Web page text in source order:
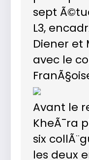
sept
L3,
Diener et
avec le
Avant le
KheÃ¯ra
six
les deux